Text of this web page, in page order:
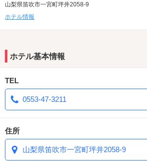
山梨県笛吹市一宮町坪井2058-9
ホテル情報
ホテル基本情報
TEL
0553-47-3211
住所
山梨県笛吹市一宮町坪井2058-9